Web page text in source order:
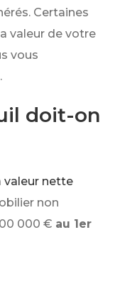
Certaines
valeur de votre
vous
doit-on
valeur nette
non
000 € au 1er